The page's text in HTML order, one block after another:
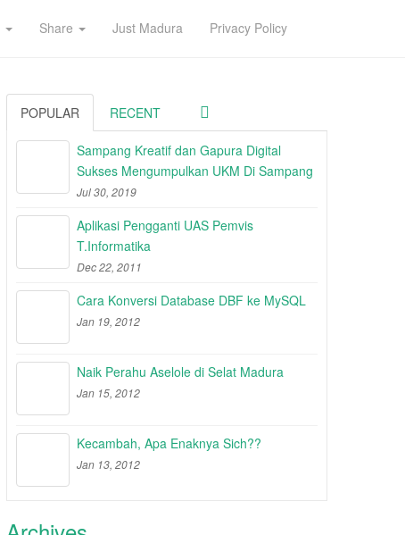
Share Just Madura Privacy Policy
POPULAR RECENT
Sampang Kreatif dan Gapura Digital
Sukses Mengumpulkan UKM Di Sampang
Jul 30, 2019
Aplikasi Pengganti UAS Pemvis
T.Informatika
Dec 22, 2011
Cara Konversi Database DBF ke MySQL
Jan 19, 2012
Naik Perahu Aselole di Selat Madura
Jan 15, 2012
Kecambah, Apa Enaknya Sich??
Jan 13, 2012